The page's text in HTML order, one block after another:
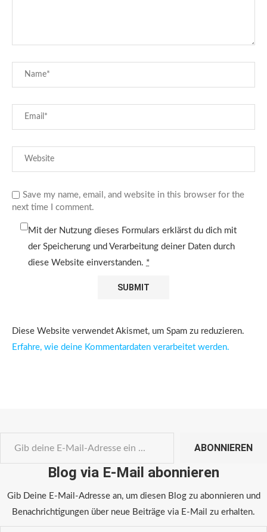
Save my name, email, and website in this browser for the
next time I comment.
Mit der Nutzung dieses Formulars erklärst du dich mit
der Speicherung und Verarbeitung deiner Daten durch
diese Website einverstanden. *
Diese Website verwendet Akismet, um Spam zu reduzieren.
Erfahre, wie deine Kommentardaten verarbeitet werden.
ABONNIEREN
Blog via E-Mail abonnieren
Gib Deine E-Mail-Adresse an, um diesen Blog zu abonnieren und
Benachrichtigungen über neue Beiträge via E-Mail zu erhalten.